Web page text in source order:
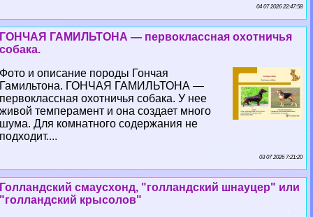
04 07 2026 22:47:58
ГОНЧАЯ ГАМИЛЬТОНА — первоклассная охотничья
собака.
Фото и описание породы Гончая
Гамильтона. ГОНЧАЯ ГАМИЛЬТОНА —
первоклассная охотничья собака. У нее
живой темперамент и она создает много
шума. Для комнатного содержания не
подходит....
03 07 2026 7:21:20
Голландский смаусхонд, "голландский шнауцер" или
"голландский крысолов"